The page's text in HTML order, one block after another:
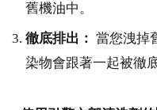
舊機油中。
徹底排出： 當您洩掉
染物會跟著一起被徹